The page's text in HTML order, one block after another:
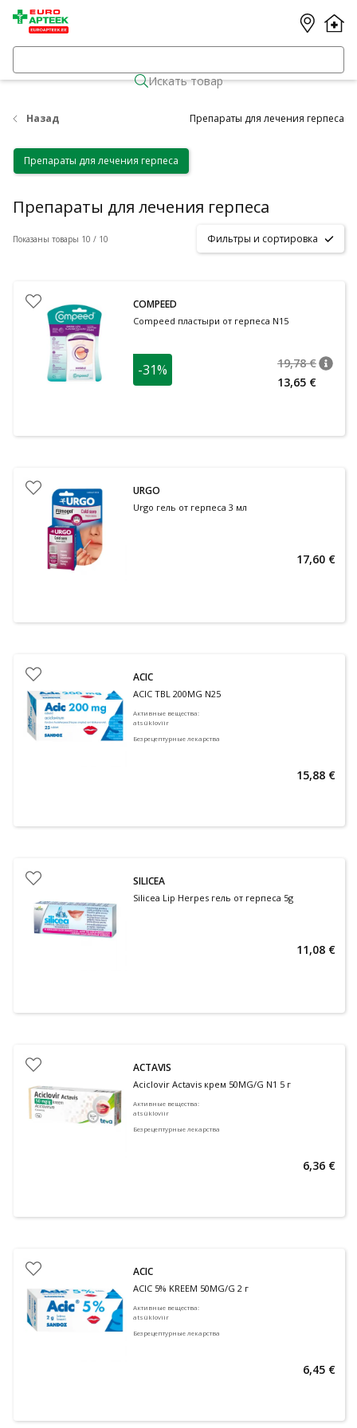
Искать товар
Назад Препараты для лечения герпеса
Препараты для лечения герпеса
Препараты для лечения герпеса
Показаны товары 10 / 10 Фильтры и сортировка
COMPEED
Compeed пластыри от герпеса N15
-31% 19,78 €
13,65 €
URGO
Urgo гель от герпеса 3 мл
17,60 €
ACIC
ACIC TBL 200MG N25
Активные вещества:
atsükloviir
Безрецептурные лекарства
15,88 €
SILICEA
Silicea Lip Herpes гель от герпеса 5g
11,08 €
ACTAVIS
Aciclovir Actavis крем 50MG/G N1 5 г
Активные вещества:
atsükloviir
Безрецептурные лекарства
6,36 €
ACIC
ACIC 5% KREEM 50MG/G 2 г
Активные вещества:
atsükloviir
Безрецептурные лекарства
6,45 €